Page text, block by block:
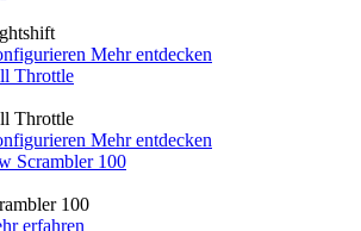
Mehr entdecken
Throttle
Throttle
Mehr entdecken
Scrambler 100
100
erfahren